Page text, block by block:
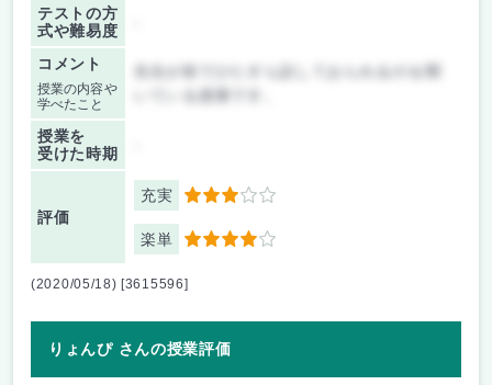
テストの方
式や難易度
コメント
授業の内容や
学べたこと
授業を
受けた時期
評価
充実 3
楽単 4
(2020/05/18) [3615596]
りょんぴ さんの授業評価